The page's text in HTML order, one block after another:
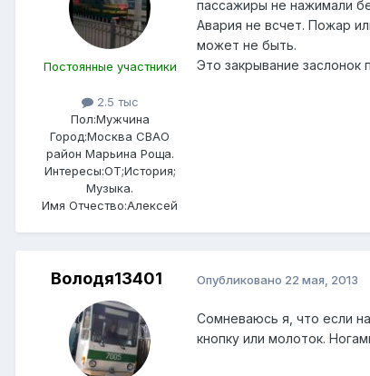
Постоянные участники
2.5 тыс
Пол:Мужчина
Город:Москва СВАО
район Марьина Роща.
Интересы:ОТ;История;
Музыка.
Имя Отчество:Алексей
пассажиры не нажимали
Авария не всчет. Пожар
может не быть.
Это закрывание заслонок
Володя13401 Опубликовано 22 мая, 2013
Сомневаюсь я, что если
кнопку или молоток.